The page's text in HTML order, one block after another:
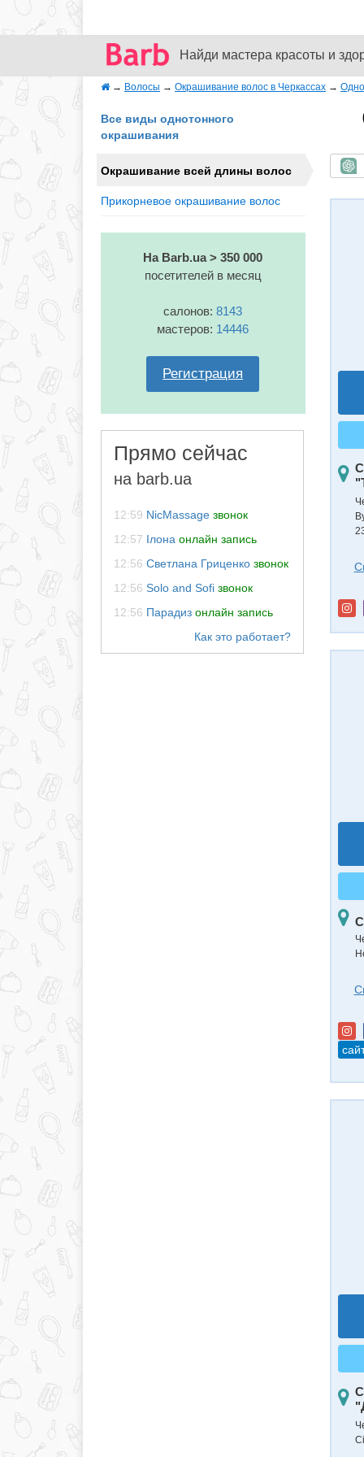
Найди мастера красоты и
→ Волосы → Окрашивание волос в Черкассах →
Все виды однотонного
окрашивания
Окрашивание всей длины волос
Прикорневое окрашивание волос
На Barb.ua > 350 000
посетителей в месяц
салонов:8143
мастеров: 14446
Регистрация
Прямо сейчас
на barb.ua
12:59 NicMassage звонок
12:57 Ілона онлайн запись
12:56 Светлана Гриценко звонок
12:56 Solo and Sofi звонок
12:56 Парадиз онлайн запись